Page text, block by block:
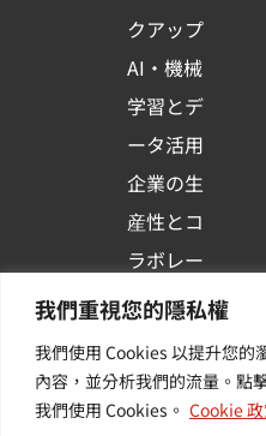
我們重視您的隱私權
我們使用 Cookies 以提升您的
內容，並分析我們的流量。點
我們使用 Cookies。 Cookie
クアップ
AI・機械
学習とデ
ータ活用
企業の生
産性とコ
ラボレー
ション
プラット
フォーム